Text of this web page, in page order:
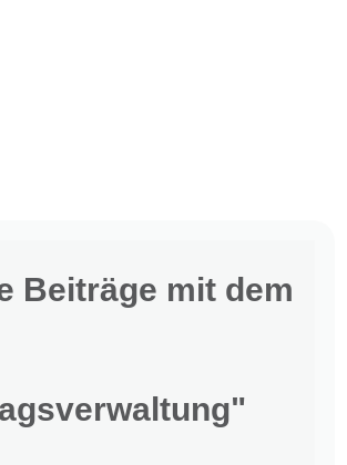
Beiträge mit dem